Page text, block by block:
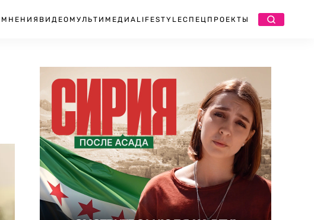
МНЕНИЯ ВИДЕО МУЛЬТИМЕДИА LIFESTYLEСПЕЦПРОЕКТЫ